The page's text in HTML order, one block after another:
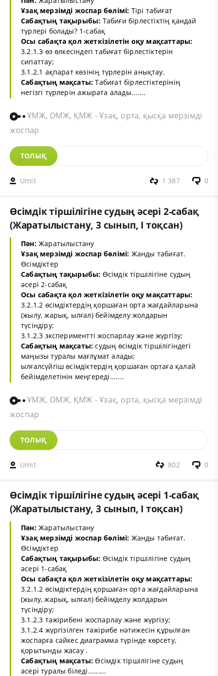
Ұзақ мерзімді жоспар бөлімі: Тірі табиғат
Сабақтың тақырыбы: Табиғи бірлестіктің қандай
түрлері болады? 1-сабақ
Осы сабақта қол жеткізілетін оқу мақсаттары:
3.2.1.3 өз өлкесіндегі табиғат бірлестіктерін
сипаттау;
3.1.2.1 ақпарат көзінің түрлерін анықтау.
Сабақтың мақсаты: Табиғат бірлестіктерінің
негізгі түрлерін ажырата алады.......
ҰМЖ, ОМЖ, ҚМЖ - Ұзақ, орта, қысқа мерзімді
жоспар
ТОЛЫҚ
Umit 0
1 387
Өсімдік тіршілігіне судың әсері 2-сабақ
(Жаратылыстану, 3 сынып, I тоқсан)
Пән:Жаратылыстану
Ұзақ мерзімді жоспар бөлімі: Жанды табиғат.
Өсімдіктер
Сабақтың тақырыбы: Өсімдік тіршілігіне судың
әсері 2-сабақ
Осы сабақта қол жеткізілетін оқу мақсаттары:
3.2.1.2 өсімдіктердің қоршаған орта жағдайларына
(жылу, жарық, ылғал) бейімделу жолдарын
түсіндіру;
3.1.2.3 экспериментті жоспарлау және жүргізу;
Сабақтың мақсаты: судың өсімдік тіршілігіндегі
маңызы туралы мағлұмат алады;
ылғалсүйгіш өсімдіктердің қоршаған ортаға қалай
бейімделетінін меңгереді.......
ҰМЖ, ОМЖ, ҚМЖ - Ұзақ, орта, қысқа мерзімді
жоспар
ТОЛЫҚ
Umit 0
802
Өсімдік тіршілігіне судың әсері 1-сабақ
(Жаратылыстану, 3 сынып, I тоқсан)
Пән:Жаратылыстану
Ұзақ мерзімді жоспар бөлімі: Жанды табиғат.
Өсімдіктер
Сабақтың тақырыбы: Өсімдік тіршілігіне судың
әсері 1-сабақ
Осы сабақта қол жеткізілетін оқу мақсаттары:
3.2.1.2 өсімдіктердің қоршаған орта жағдайларына
(жылу, жарық, ылғал) бейімделу жолдарын
түсіндіру;
3.1.2.3 тәжірибені жоспарлау және жүргізу;
3.1.2.4 жүргізілген тәжірибе нәтижесін құрылған
жоспарға сәйкес диаграмма түрінде көрсету,
қорытынды жасау .
Сабақтың мақсаты: Өсімдік тіршілігіне судың
әсері туралы біледі.........